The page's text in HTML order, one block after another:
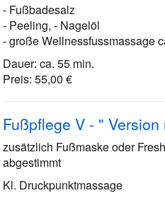
- Fußbadesalz
- Peeling, - Nagelöl
- große Wellnessfussmassage
Dauer: ca. 55 min.
Preis: 55,00 €
Fußpflege V - " Version
zusätzlich Fußmaske oder
abgestimmt
Kl. Druckpunktmassage